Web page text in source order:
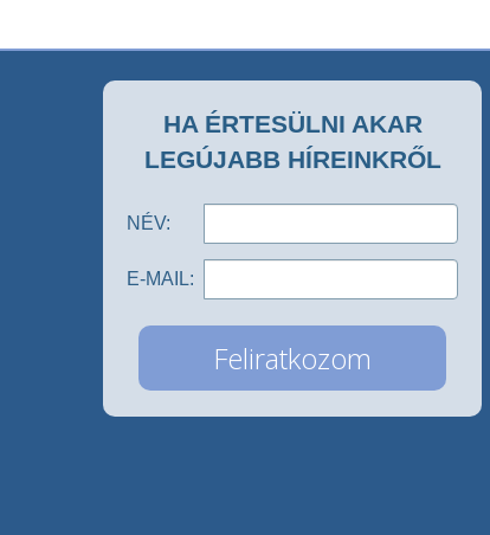
HA ÉRTESÜLNI AKAR
LEGÚJABB HÍREINKRŐL
NÉV:
E-MAIL: